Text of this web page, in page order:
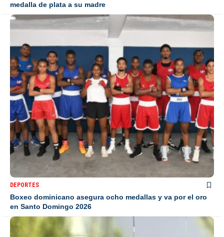
medalla de plata a su madre
DEPORTES
Boxeo dominicano asegura ocho medallas y va por el oro
en Santo Domingo 2026